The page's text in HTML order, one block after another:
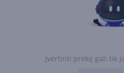
Įvertinti prekę gali tik